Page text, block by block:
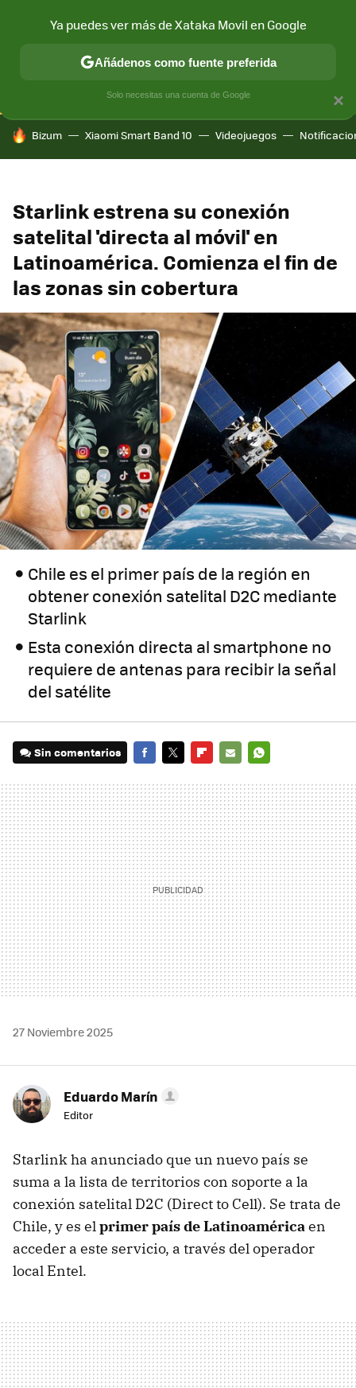
CONECTIVIDAD MÓVIL Y SOCIEDAD APLICACIONES
HOY SE HABLA DE
Bizum Xiaomi Smart Band 10 Videojuegos
Starlink estrena su conexión
satelital 'directa al móvil' en
Latinoamérica. Comienza el fin de
las zonas sin cobertura
Chile es el primer país de la región en
obtener conexión satelital D2C mediante
Starlink
Esta conexión directa al smartphone no
requiere de antenas para recibir la señal
del satélite
Sin comentarios
MAIL
27 Noviembre 2025
Eduardo Marín
Editor
Starlink ha anunciado que un nuevo país se
suma a la lista de territorios con soporte a la
conexión satelital D2C (Direct to Cell). Se trata de
Chile, y es elprimer país de Latinoaméricaen
acceder a este servicio, a través del operador
local Entel.
×
Ya puedes ver más de Xataka Movil en Google
Añádenos como fuente preferida
Solo necesitas una cuenta de Google